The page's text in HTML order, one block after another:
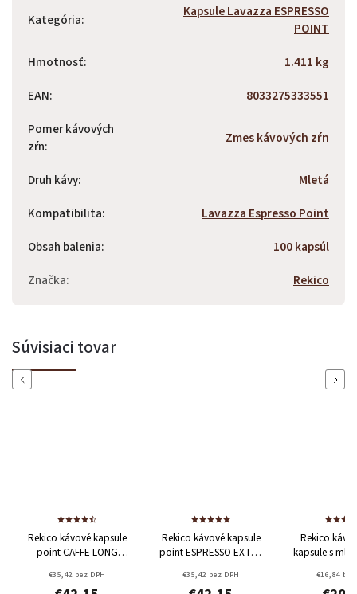
Kategória:
Kapsule Lavazza ESPRESSO
POINT
Hmotnosť:
1.411 kg
EAN:
8033275333551
Pomer kávových
zŕn: Zmes kávových zŕn
Druh kávy:
Mletá
Kompatibilita:
Lavazza Espresso Point
Obsah balenia:
100 kapsúl
Značka: Rekico
Súvisiaci tovar
Previous
Rekico kávové kapsule
point CAFFE LONG
€35,42 bez DPH
Rekico kávové kapsule
point ESPRESSO EXTRA
€35,42 bez DPH
Rekico
kapsule s
€16,84 bez
Next